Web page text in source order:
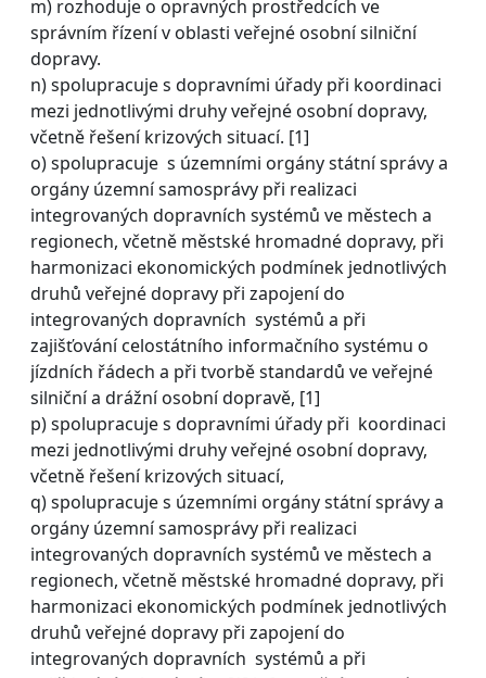
m) rozhoduje o opravných prostředcích ve
správním řízení v oblasti veřejné osobní silniční
dopravy.
n) spolupracuje s dopravními úřady při koordinaci
mezi jednotlivými druhy veřejné osobní dopravy,
včetně řešení krizových situací. [1]
o) spolupracuje s územními orgány státní správy a
orgány územní samosprávy při realizaci
integrovaných dopravních systémů ve městech a
regionech, včetně městské hromadné dopravy, při
harmonizaci ekonomických podmínek jednotlivých
druhů veřejné dopravy při zapojení do
integrovaných dopravních systémů a při
zajišťování celostátního informačního systému o
jízdních řádech a při tvorbě standardů ve veřejné
silniční a drážní osobní dopravě, [1]
p) spolupracuje s dopravními úřady při koordinaci
mezi jednotlivými druhy veřejné osobní dopravy,
včetně řešení krizových situací,
q) spolupracuje s územními orgány státní správy a
orgány územní samosprávy při realizaci
integrovaných dopravních systémů ve městech a
regionech, včetně městské hromadné dopravy, při
harmonizaci ekonomických podmínek jednotlivých
druhů veřejné dopravy při zapojení do
integrovaných dopravních systémů a při